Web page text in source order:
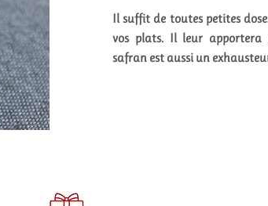
Il suffit de toutes petites
vos plats. Il leur apportera
safran est aussi un